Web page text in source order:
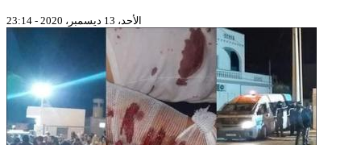
الأحد، 13 ديسمبر، 2020 - 23:14